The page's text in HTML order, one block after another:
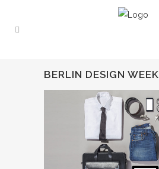
BERLIN DESIGN WEEK